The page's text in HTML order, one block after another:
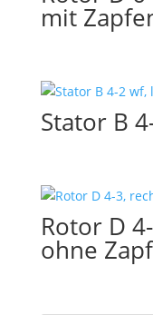
mit
Stator B
Rotor D
ohne